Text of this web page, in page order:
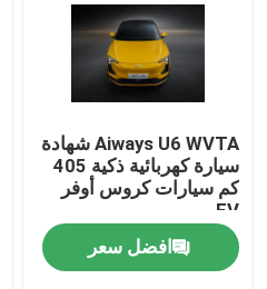
Aiways U6 WVTA شهادة
سيارة كهربائية ذكية 405
كم سيارات كروس أوفر
EV
افضل سعر